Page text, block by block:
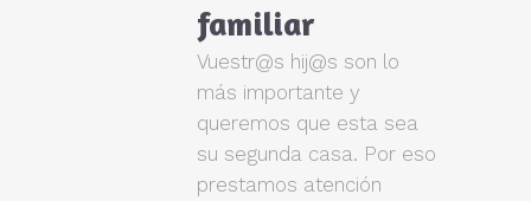
familiar
Vuestr@s hij@s son lo
más importante y
queremos que esta sea
su segunda casa. Por eso
prestamos atención